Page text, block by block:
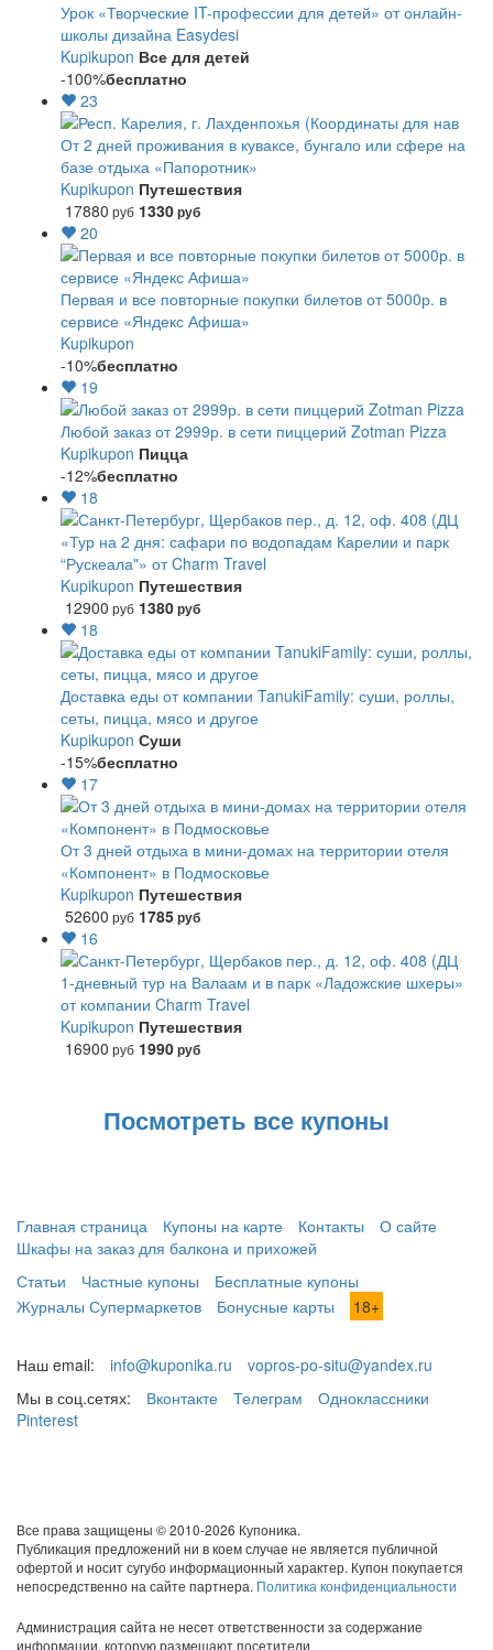
Урок «Творческие IT-профессии для детей» от онлайн-
школы дизайна Easydesi
Kupikupon Все для детей
-100%бесплатно
23
От 2 дней проживания в куваксе, бунгало или сфере на
базе отдыха «Папоротник»
Kupikupon Путешествия
17880 руб 1330руб
20
Первая и все повторные покупки билетов от 5000р. в
сервисе «Яндекс Афиша»
Kupikupon
-10%бесплатно
19
Любой заказ от 2999р. в сети пиццерий Zotman Pizza
Kupikupon Пицца
-12%бесплатно
18
«Тур на 2 дня: сафари по водопадам Карелии и парк
“Рускеала"» от Charm Travel
Kupikupon Путешествия
12900 руб 1380руб
18
Доставка еды от компании TanukiFamily: суши, роллы,
сеты, пицца, мясо и другое
Kupikupon Суши
-15%бесплатно
17
От 3 дней отдыха в мини-домах на территории отеля
«Компонент» в Подмосковье
Kupikupon Путешествия
52600 руб 1785руб
16
1-дневный тур на Валаам и в парк «Ладожские шхеры»
от компании Charm Travel
Kupikupon Путешествия
16900 руб 1990руб
Посмотреть все купоны
Главная страница Купоны на карте Контакты
О сайте
Шкафы на заказ для балкона и прихожей
Статьи
Частные купоны
Бесплатные купоны
Журналы Супермаркетов
Бонусные карты 18+
Наш email: info@kuponika.ru
vopros-po-situ@yandex.ru
Мы в соц.сетях:
Вконтакте Телеграм
Одноклассники
Pinterest
Все права защищены © 2010-2026 Купоника.
Публикация предложений ни в коем случае не является публичной
офертой и носит сугубо информационный характер. Купон покупается
непосредственно на сайте партнера. Политика конфиденциальности
Администрация сайта не несет ответственности за содержание
информации, которую размещают посетители